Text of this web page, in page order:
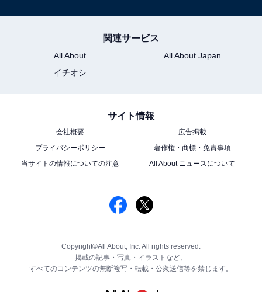
関連サービス
All About
All About Japan
イチオシ
サイト情報
会社概要
広告掲載
プライバシーポリシー
著作権・商標・免責事項
当サイトの情報についての注意
All About ニュースについて
Copyright©All About, Inc. All rights reserved.
掲載の記事・写真・イラストなど、
すべてのコンテンツの無断複写・転載・公衆送信等を禁じます。